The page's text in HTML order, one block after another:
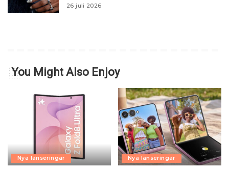
26 juli 2026
You Might Also Enjoy
Nya lanseringar Nya lanseringar